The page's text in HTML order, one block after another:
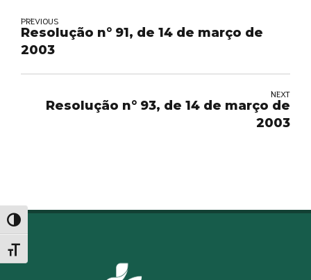
Alternar alto contraste
Alternar tamanho da fonte
PREVIOUS
Resolução n° 91, de 14 de março de
2003
NEXT
Resolução n° 93, de 14 de março de
2003